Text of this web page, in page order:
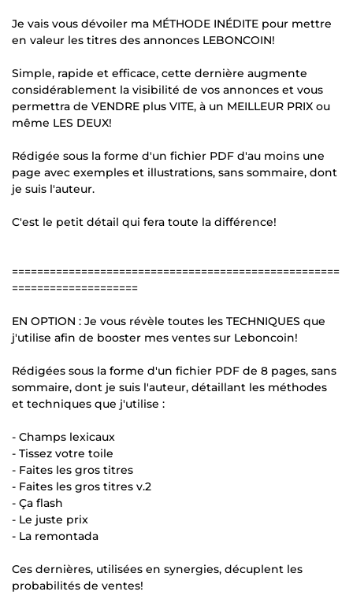
Je vais vous dévoiler ma MÉTHODE INÉDITE pour mettre
en valeur les titres des annonces LEBONCOIN!
Simple, rapide et efficace, cette dernière augmente
considérablement la visibilité de vos annonces et vous
permettra de VENDRE plus VITE, à un MEILLEUR PRIX ou
même LES DEUX!
Rédigée sous la forme d'un fichier PDF d'au moins une
page avec exemples et illustrations, sans sommaire, dont
je suis l'auteur.
C'est le petit détail qui fera toute la différence!
====================================================
====================
EN OPTION : Je vous révèle toutes les TECHNIQUES que
j'utilise afin de booster mes ventes sur Leboncoin!
Rédigées sous la forme d'un fichier PDF de 8 pages, sans
sommaire, dont je suis l'auteur, détaillant les méthodes
et techniques que j'utilise :
- Champs lexicaux
- Tissez votre toile
- Faites les gros titres
- Faites les gros titres v.2
- Ça flash
- Le juste prix
- La remontada
Ces dernières, utilisées en synergies, décuplent les
probabilités de ventes!